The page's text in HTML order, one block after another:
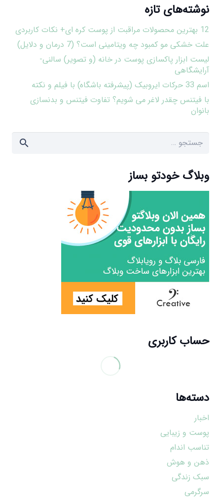
نوشته‌های تازه
12 بهترین محصولات مراقبت از پوست کره ای+ نکات کاربردی
علت خشکی مو کمبود چه ویتامینی است؟ (7 درمان و دلایل)
لیست ابزار پاکسازی پوست در خانه (و تصویر) سالنی-
آرایشگاهی
اسم 33 حرکات ایروبیک (پیشرفته باشگاه) با فیلم و نکته
با فیتنس چقدر لاغر می شویم؟ تفاوت فیتنس و بدنسازی
بانوان
جستجو
وبلاگ خودتو بساز
حساب کاربری
دسته‌ها
اخبار
پوست و زیبایی
تناسب اندام
ذهن و هوش
سبک زندگی
سرگرمی